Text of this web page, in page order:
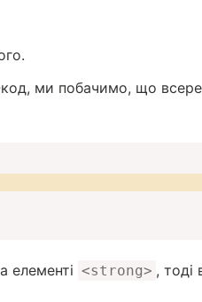
ми побачимо, що
елементі <strong> , тоді